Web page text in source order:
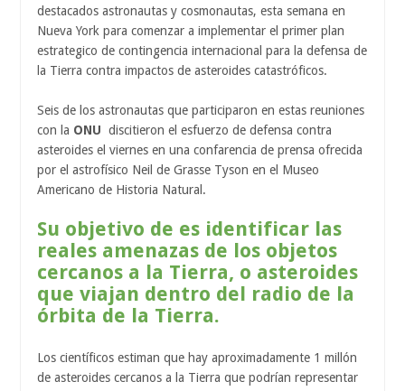
destacados astronautas y cosmonautas, esta semana en
Nueva York para comenzar a implementar el primer plan
estrategico de contingencia internacional para la defensa de
la Tierra contra impactos de asteroides catastróficos.
Seis de los astronautas que participaron en estas reuniones
con la ONU discitieron el esfuerzo de defensa contra
asteroides el viernes en una confarencia de prensa ofrecida
por el astrofísico Neil de Grasse Tyson en el Museo
Americano de Historia Natural.
Su objetivo de es identificar las
reales amenazas de los objetos
cercanos a la Tierra, o asteroides
que viajan dentro del radio de la
órbita de la Tierra.
Los científicos estiman que hay aproximadamente 1 millón
de asteroides cercanos a la Tierra que podrían representar